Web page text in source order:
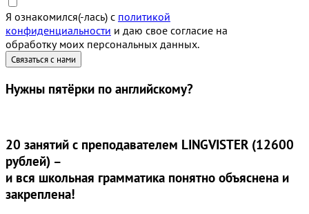
Я ознакомился(-лась) с политикой
конфиденциальности и даю свое согласие на
обработку моих персональных данных.
Нужны пятёрки по английскому?
20 занятий с преподавателем LINGVISTER (12600
рублей) –
и вся школьная грамматика понятно объяснена и
закреплена!